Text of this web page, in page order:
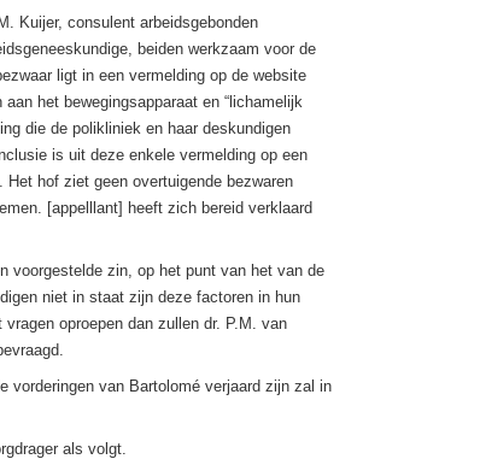
Kuijer, consulent arbeidsgebonden
beiden werkzaam voor de
ligt in een vermelding op de website
het bewegingsapparaat en “lichamelijk
die de polikliniek en haar deskundigen
is uit deze enkele vermelding op een
hof ziet geen overtuigende bezwaren
[appelllant] heeft zich bereid verklaard
voorgestelde zin, op het punt van het van de
niet in staat zijn deze factoren in hun
oproepen dan zullen dr. P.M. van
vorderingen van Bartolomé verjaard zijn zal in
als volgt.